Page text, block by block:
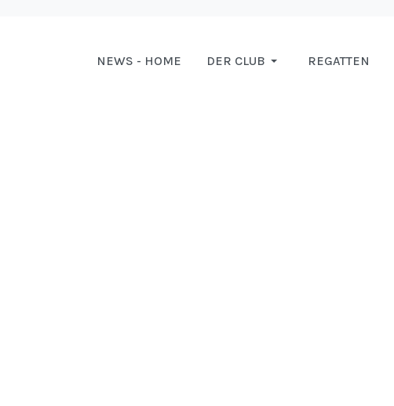
NEWS - HOME DER CLUB REGATTEN